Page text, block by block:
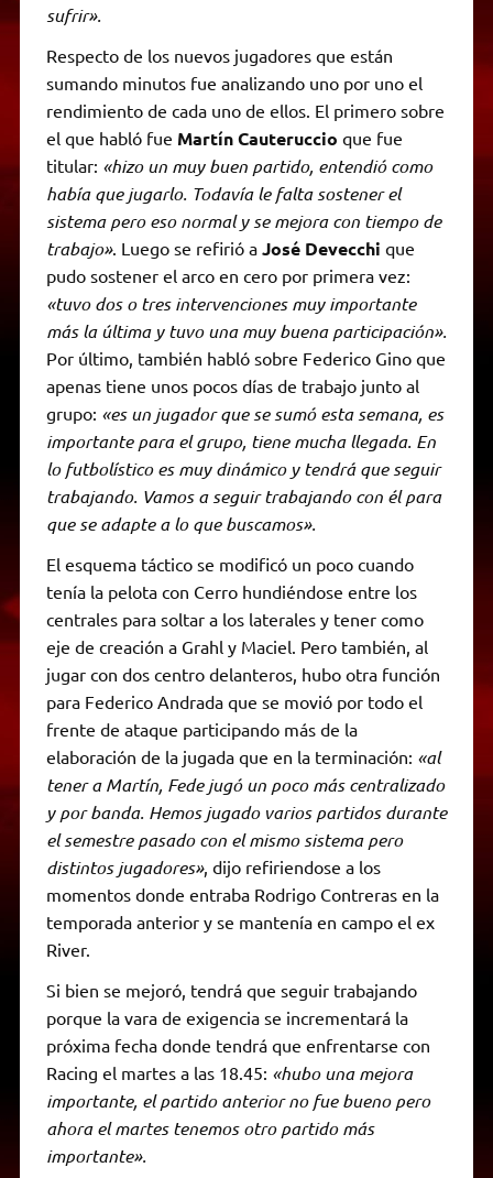
sufrir».
Respecto de los nuevos jugadores que están
sumando minutos fue analizando uno por uno el
rendimiento de cada uno de ellos. El primero sobre
el que habló fue Martín Cauteruccio que fue
titular: «hizo un muy buen partido, entendió como
había que jugarlo. Todavía le falta sostener el
sistema pero eso normal y se mejora con tiempo de
trabajo». Luego se refirió a José Devecchi que
pudo sostener el arco en cero por primera vez:
«tuvo dos o tres intervenciones muy importante
más la última y tuvo una muy buena participación».
Por último, también habló sobre Federico Gino que
apenas tiene unos pocos días de trabajo junto al
grupo: «es un jugador que se sumó esta semana, es
importante para el grupo, tiene mucha llegada. En
lo futbolístico es muy dinámico y tendrá que seguir
trabajando. Vamos a seguir trabajando con él para
que se adapte a lo que buscamos».
El esquema táctico se modificó un poco cuando
tenía la pelota con Cerro hundiéndose entre los
centrales para soltar a los laterales y tener como
eje de creación a Grahl y Maciel. Pero también, al
jugar con dos centro delanteros, hubo otra función
para Federico Andrada que se movió por todo el
frente de ataque participando más de la
elaboración de la jugada que en la terminación: «al
tener a Martín, Fede jugó un poco más centralizado
y por banda. Hemos jugado varios partidos durante
el semestre pasado con el mismo sistema pero
distintos jugadores», dijo refiriendose a los
momentos donde entraba Rodrigo Contreras en la
temporada anterior y se mantenía en campo el ex
River.
Si bien se mejoró, tendrá que seguir trabajando
porque la vara de exigencia se incrementará la
próxima fecha donde tendrá que enfrentarse con
Racing el martes a las 18.45: «hubo una mejora
importante, el partido anterior no fue bueno pero
ahora el martes tenemos otro partido más
importante».